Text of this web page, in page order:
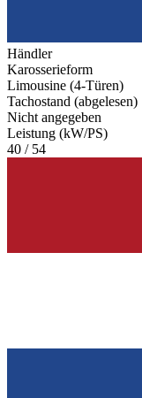
Händler
Karosserieform
Limousine (4-Türen)
Tachostand (abgelesen)
Nicht angegeben
Leistung (kW/PS)
40 / 54